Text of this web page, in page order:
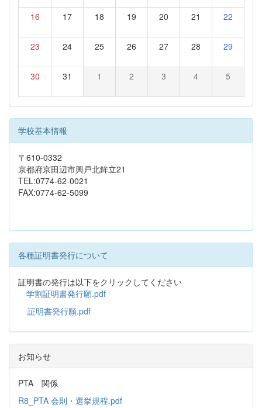
16 17 18 19 20 21 22
23 24 25 26 27 28 29
30 31 1 2 3 4 5
学校基本情報
〒610-0332
京都府京田辺市興戸北鉾立21
TEL:0774-62-0021
FAX:0774-62-5099
各種証明書発行について
証明書の発行は以下をクリックしてください
学割証明書発行願.pdf
証明書発行願.pdf
お知らせ
PTA 関係
R8_PTA 会則・選挙規程.pdf